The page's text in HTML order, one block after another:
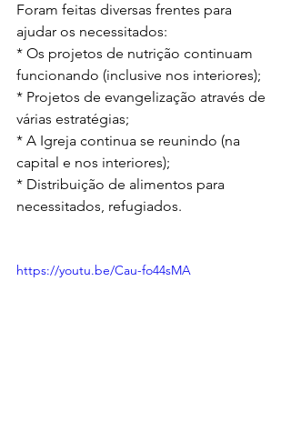
Foram feitas diversas frentes para
ajudar os necessitados:
* Os projetos de nutrição continuam
funcionando (inclusive nos interiores);
* Projetos de evangelização através de
várias estratégias;
* A Igreja continua se reunindo (na
capital e nos interiores);
* Distribuição de alimentos para
necessitados, refugiados.
https://youtu.be/Cau-fo44sMA